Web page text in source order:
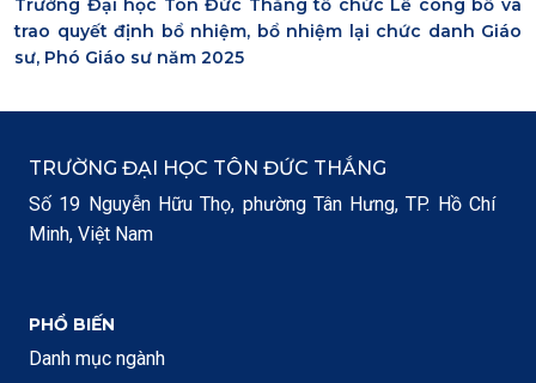
Trường Đại học Tôn Đức Thắng tổ chức Lễ công bố và
trao quyết định bổ nhiệm, bổ nhiệm lại chức danh Giáo
sư, Phó Giáo sư năm 2025
TRƯỜNG ĐẠI HỌC TÔN ĐỨC THẮNG
Số 19 Nguyễn Hữu Thọ, phường Tân Hưng, TP. Hồ Chí
Minh, Việt Nam
PHỔ BIẾN
Danh mục ngành